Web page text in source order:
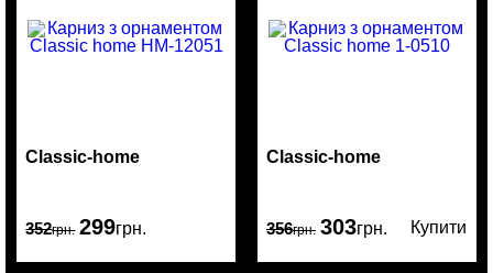
Classic-home
352грн. 299грн.
Classic-home
356грн. 303грн. Купити